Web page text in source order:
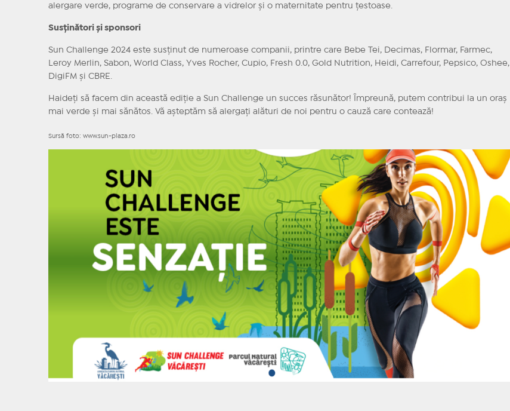
alergare verde, programe de conservare a vidrelor și o maternitate pentru țestoase.
Susținători și sponsori
Sun Challenge 2024 este susținut de numeroase companii, printre care Bebe Tei, Decimas, Flormar, Farmec,
Leroy Merlin, Sabon, World Class, Yves Rocher, Cupio, Fresh 0.0, Gold Nutrition, Heidi, Carrefour, Pepsico, Oshee,
DigiFM și CBRE.
Haideți să facem din această ediție a Sun Challenge un succes răsunător! Împreună, putem contribui la un oraș
mai verde și mai sănătos. Vă așteptăm să alergați alături de noi pentru o cauză care contează!
Sursă foto: www.sun-plaza.ro